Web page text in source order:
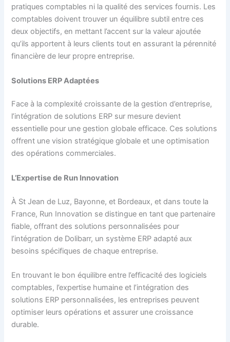
pratiques comptables ni la qualité des services fournis. Les
comptables doivent trouver un équilibre subtil entre ces
deux objectifs, en mettant l’accent sur la valeur ajoutée
qu’ils apportent à leurs clients tout en assurant la pérennité
financière de leur propre entreprise.
Solutions ERP Adaptées
Face à la complexité croissante de la gestion d’entreprise,
l’intégration de solutions ERP sur mesure devient
essentielle pour une gestion globale efficace. Ces solutions
offrent une vision stratégique globale et une optimisation
des opérations commerciales.
L’Expertise de Run Innovation
À St Jean de Luz, Bayonne, et Bordeaux, et dans toute la
France, Run Innovation se distingue en tant que partenaire
fiable, offrant des solutions personnalisées pour
l’intégration de Dolibarr, un système ERP adapté aux
besoins spécifiques de chaque entreprise.
En trouvant le bon équilibre entre l’efficacité des logiciels
comptables, l’expertise humaine et l’intégration des
solutions ERP personnalisées, les entreprises peuvent
optimiser leurs opérations et assurer une croissance
durable.